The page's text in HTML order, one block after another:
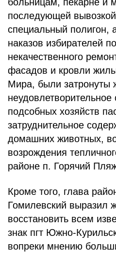
последующей
специальный полигон,
наказов избирателей
некачественного
фасадов и кровли
Мира, были затронуты
подсобных хозяйств
затруднительное
домашних животных,
возрождения
районе п. Горячий
Кроме того, глава
Гомилевский выразил
восстановить всем
знак пгт Южно-
вопреки мнению